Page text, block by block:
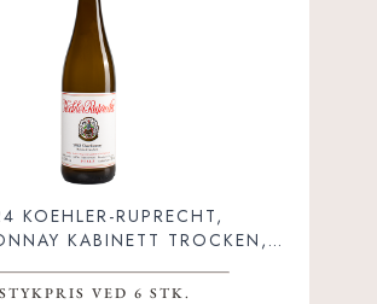
KOEHLER-RUPRECHT,
KABINETT TROCKEN,
STYKPRIS VED 6 STK.